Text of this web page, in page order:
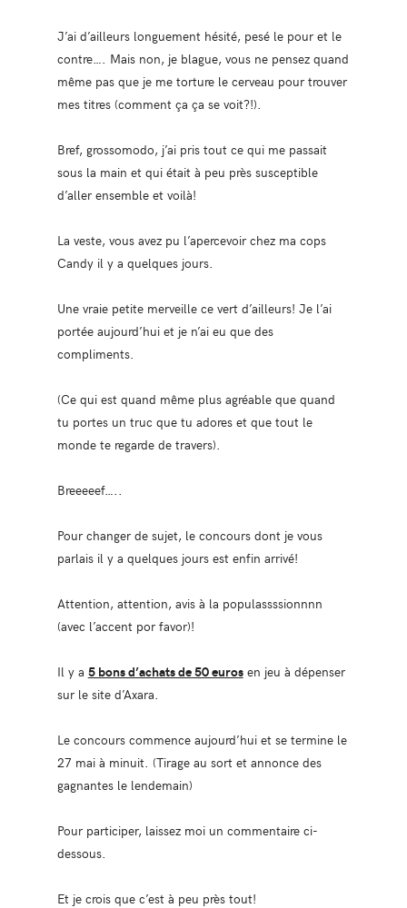
J’ai d’ailleurs longuement hésité, pesé le pour et le
contre…. Mais non, je blague, vous ne pensez quand
même pas que je me torture le cerveau pour trouver
mes titres (comment ça ça se voit?!).
Bref, grossomodo, j’ai pris tout ce qui me passait
sous la main et qui était à peu près susceptible
d’aller ensemble et voilà!
La veste, vous avez pu l’apercevoir chez ma cops
Candy il y a quelques jours.
Une vraie petite merveille ce vert d’ailleurs! Je l’ai
portée aujourd’hui et je n’ai eu que des
compliments.
(Ce qui est quand même plus agréable que quand
tu portes un truc que tu adores et que tout le
monde te regarde de travers).
Breeeeef…..
Pour changer de sujet, le concours dont je vous
parlais il y a quelques jours est enfin arrivé!
Attention, attention, avis à la populassssionnnn
(avec l’accent por favor)!
Il y a 5 bons d’achats de 50 eurosen jeu à dépenser
sur le site d’Axara.
Le concours commence aujourd’hui et se termine le
27 mai à minuit. (Tirage au sort et annonce des
gagnantes le lendemain)
Pour participer, laissez moi un commentaire ci-
dessous.
Et je crois que c’est à peu près tout!